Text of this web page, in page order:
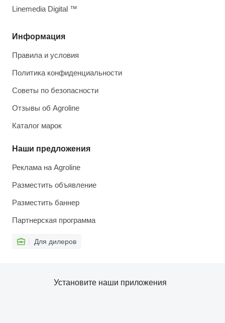
Информация
Правила и условия
Политика конфиденциальности
Советы по безопасности
Отзывы об Agroline
Каталог марок
Наши предложения
Реклама на Agroline
Разместить объявление
Разместить баннер
Партнерская программа
Для дилеров
Linemedia Digital ™
Установите наши приложения